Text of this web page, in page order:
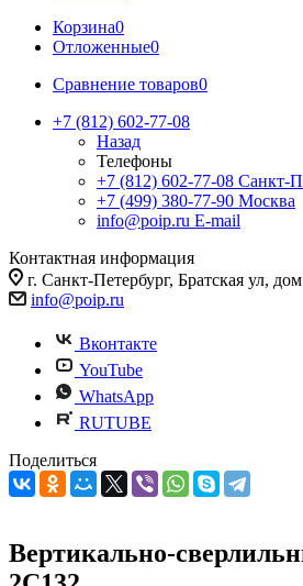
Корзина0
Отложенные0
Сравнение товаров0
+7 (812) 602-77-08
Назад
Телефоны
+7 (812) 602-77-08 Санкт-
+7 (499) 380-77-90 Москва
info@poip.ru E-mail
Контактная информация
г. Санкт-Петербург, Братская ул,
info@poip.ru
Вконтакте
YouTube
WhatsApp
RUTUBE
Поделиться
Вертикально-